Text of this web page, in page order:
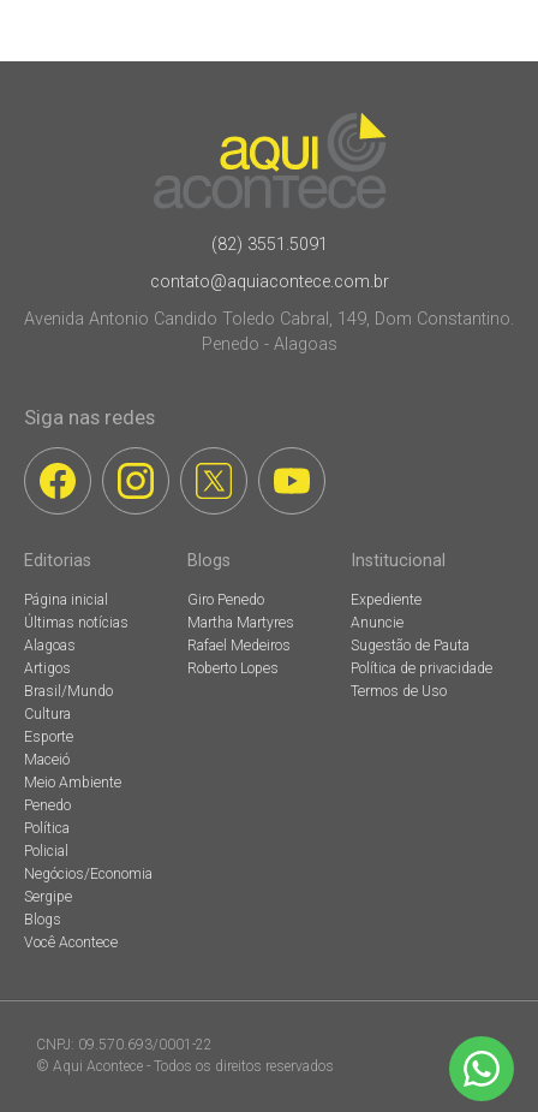
(82) 3551.5091
contato@aquiacontece.com.br
Avenida Antonio Candido Toledo Cabral, 149, Dom Constantino.
Penedo - Alagoas
Siga nas redes
Editorias
Página inicial
Últimas notícias
Alagoas
Artigos
Brasil/Mundo
Cultura
Esporte
Maceió
Meio Ambiente
Penedo
Política
Policial
Negócios/Economia
Sergipe
Blogs
Você Acontece
Blogs
Giro Penedo
Martha Martyres
Rafael Medeiros
Roberto Lopes
Institucional
Expediente
Anuncie
Sugestão de Pauta
Política de privacidade
Termos de Uso
CNPJ: 09.570.693/0001-22
© Aqui Acontece - Todos os direitos reservados